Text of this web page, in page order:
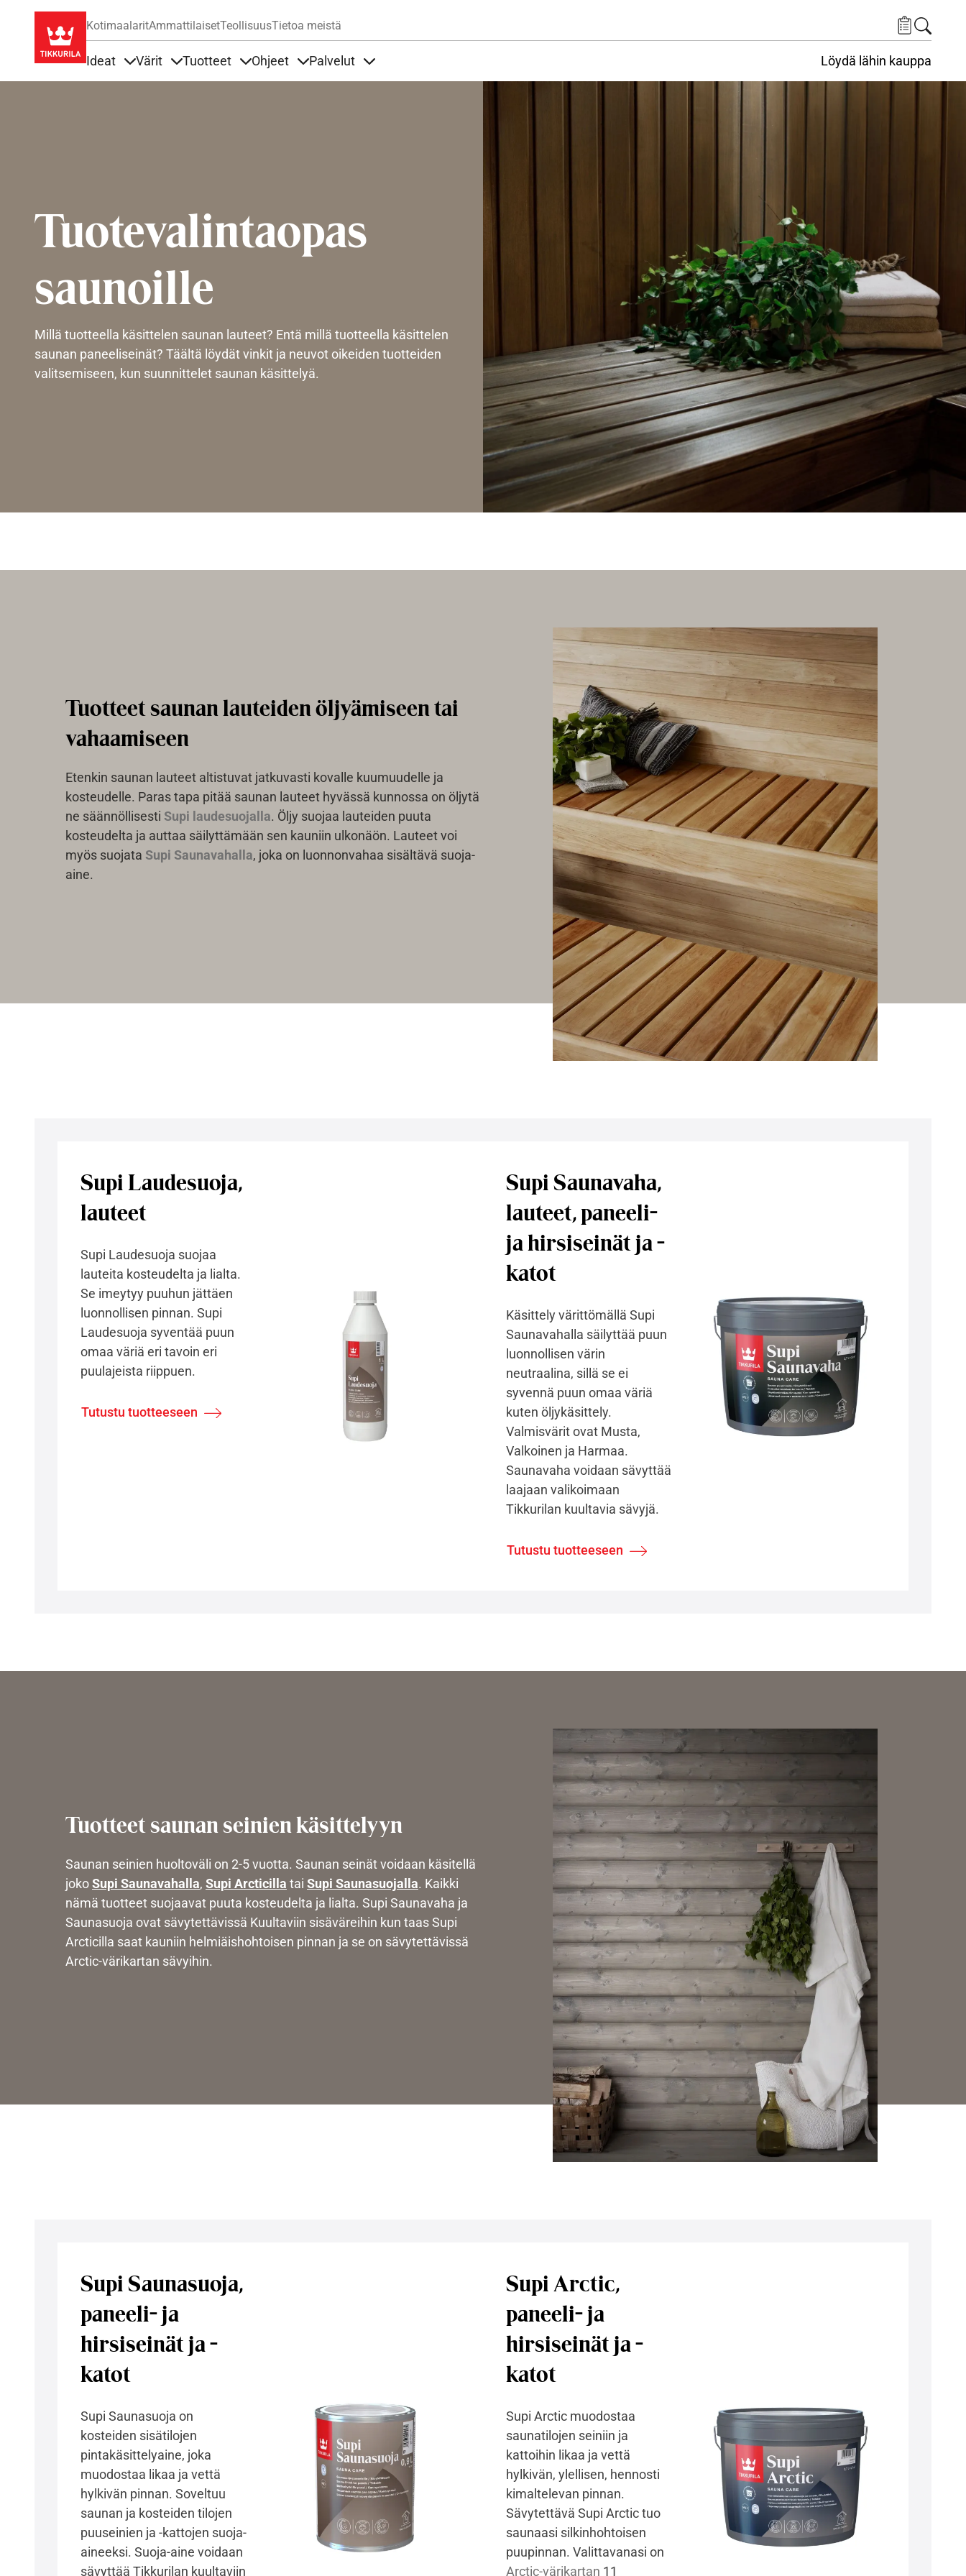
KotimaalaritAmmattilaisetTeollisuusTietoa meistä
Ideat Värit Tuotteet Ohjeet Palvelut Löydä lähin kauppa
Tuotevalintaopas
saunoille
Millä tuotteella käsittelen saunan lauteet? Entä millä tuotteella käsittelen
saunan paneeliseinät? Täältä löydät vinkit ja neuvot oikeiden tuotteiden
valitsemiseen, kun suunnittelet saunan käsittelyä.
Tuotteet saunan lauteiden öljyämiseen tai
vahaamiseen
Etenkin saunan lauteet altistuvat jatkuvasti kovalle kuumuudelle ja
kosteudelle. Paras tapa pitää saunan lauteet hyvässä kunnossa on öljytä
ne säännöllisesti Supi laudesuojalla. Öljy suojaa lauteiden puuta
kosteudelta ja auttaa säilyttämään sen kauniin ulkonäön. Lauteet voi
myös suojata Supi Saunavahalla, joka on luonnonvahaa sisältävä suoja-
aine.
Supi Laudesuoja,
lauteet
Supi Laudesuoja suojaa
lauteita kosteudelta ja lialta.
Se imeytyy puuhun jättäen
luonnollisen pinnan. Supi
Laudesuoja syventää puun
omaa väriä eri tavoin eri
puulajeista riippuen.
Tutustu tuotteeseen
Supi Saunavaha,
lauteet, paneeli-
ja hirsiseinät ja -
katot
Käsittely värittömällä Supi
Saunavahalla säilyttää puun
luonnollisen värin
neutraalina, sillä se ei
syvennä puun omaa väriä
kuten öljykäsittely.
Valmisvärit ovat Musta,
Valkoinen ja Harmaa.
Saunavaha voidaan sävyttää
laajaan valikoimaan
Tikkurilan kuultavia sävyjä.
Tutustu tuotteeseen
Tuotteet saunan seinien käsittelyyn
Saunan seinien huoltoväli on 2-5 vuotta. Saunan seinät voidaan käsitellä
jokoSupi Saunavahalla, Supi Arcticilla tai Supi Saunasuojalla. Kaikki
nämä tuotteet suojaavat puuta kosteudelta ja lialta. Supi Saunavaha ja
Saunasuoja ovat sävytettävissä Kuultaviin sisäväreihin kun taas Supi
Arcticilla saat kauniin helmiäishohtoisen pinnan ja se on sävytettävissä
Arctic-värikartan sävyihin.
Supi Saunasuoja,
paneeli- ja
hirsiseinät ja -
katot
Supi Saunasuoja on
kosteiden sisätilojen
pintakäsittelyaine, joka
muodostaa likaa ja vettä
hylkivän pinnan. Soveltuu
saunan ja kosteiden tilojen
puuseinien ja -kattojen suoja-
aineeksi. Suoja-aine voidaan
sävyttää Tikkurilan kuultaviin
Supi Arctic,
paneeli- ja
hirsiseinät ja -
katot
Supi Arctic muodostaa
saunatilojen seiniin ja
kattoihin likaa ja vettä
hylkivän, ylellisen, hennosti
kimaltelevan pinnan.
Sävytettävä Supi Arctic tuo
saunaasi silkinhohtoisen
puupinnan. Valittavanasi on
Arctic-värikartan 11